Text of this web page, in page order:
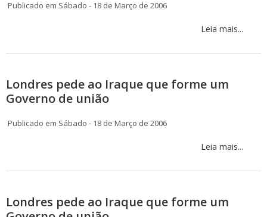
Publicado em Sábado - 18 de Março de 2006
Leia mais...
Londres pede ao Iraque que forme um
Governo de união
Publicado em Sábado - 18 de Março de 2006
Leia mais...
Londres pede ao Iraque que forme um